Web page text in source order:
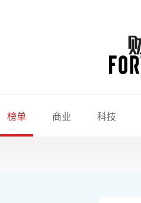
榜单 商业 科技